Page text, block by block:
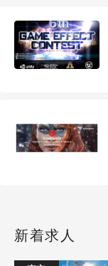
新着求人